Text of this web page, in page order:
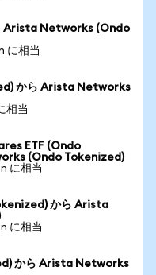
Arista Networks (Ondo
に相当
から Arista Networks
相当
ETF (Ondo
(Ondo Tokenized)
に相当
から Arista
に相当
から Arista Networks